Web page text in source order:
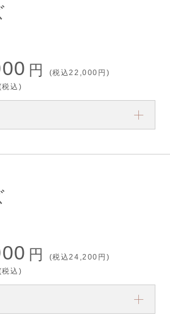
円
(税込22,000円)
込)
円
(税込24,200円)
込)